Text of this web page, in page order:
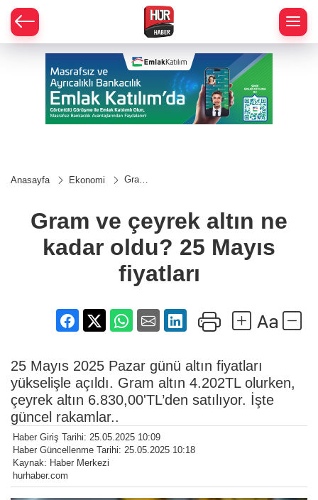
Anasayfa Ekonomi
Gram
kadar
oldu?
25
Mayıs
fiyatları
Gram ve çeyrek altın ne
kadar oldu? 25 Mayıs
fiyatları
25 Mayıs 2025 Pazar günü altın fiyatları
yükselişle açıldı. Gram altın 4.202TL olurken,
çeyrek altın 6.830,00'TL’den satılıyor. İşte
güncel rakamlar..
Haber Giriş Tarihi: 25.05.2025 10:09
Haber Güncellenme Tarihi: 25.05.2025 10:18
Kaynak: Haber Merkezi
hurhaber.com